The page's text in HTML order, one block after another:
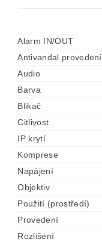
Alarm IN/OUT
Antivandal provedení
Audio
Barva
Blikač
Citlivost
IP krytí
Komprese
Napájení
Objektiv
Použití (prostředí)
Provedení
Rozlišení